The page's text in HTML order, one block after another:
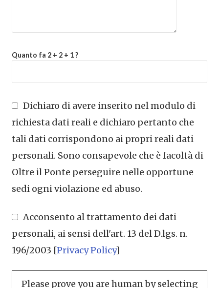
Quanto fa 2 + 2 + 1 ?
Dichiaro di avere inserito nel modulo di
richiesta dati reali e dichiaro pertanto che
tali dati corrispondono ai propri reali dati
personali. Sono consapevole che è facoltà di
Oltre il Ponte perseguire nelle opportune
sedi ogni violazione ed abuso.
Acconsento al trattamento dei dati
personali, ai sensi dell'art. 13 del D.lgs. n.
196/2003 [Privacy Policy]
Please prove you are human by selecting